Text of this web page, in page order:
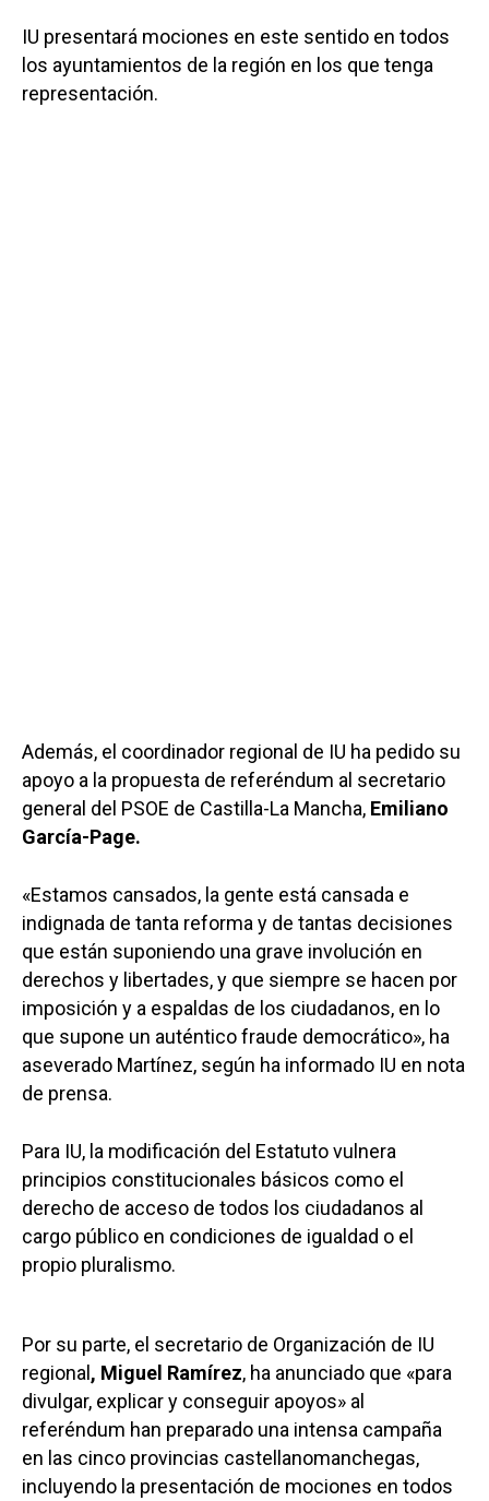
IU presentará mociones en este sentido en todos
los ayuntamientos de la región en los que tenga
representación.
Además, el coordinador regional de IU ha pedido su
apoyo a la propuesta de referéndum al secretario
general del PSOE de Castilla-La Mancha, Emiliano
García-Page.
«Estamos cansados, la gente está cansada e
indignada de tanta reforma y de tantas decisiones
que están suponiendo una grave involución en
derechos y libertades, y que siempre se hacen por
imposición y a espaldas de los ciudadanos, en lo
que supone un auténtico fraude democrático», ha
aseverado Martínez, según ha informado IU en nota
de prensa.
Para IU, la modificación del Estatuto vulnera
principios constitucionales básicos como el
derecho de acceso de todos los ciudadanos al
cargo público en condiciones de igualdad o el
propio pluralismo.
Por su parte, el secretario de Organización de IU
regional , Miguel Ramírez, ha anunciado que «para
divulgar, explicar y conseguir apoyos» al
referéndum han preparado una intensa campaña
en las cinco provincias castellanomanchegas,
incluyendo la presentación de mociones en todos